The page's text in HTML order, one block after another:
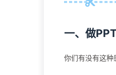
一、做
你们有没有这种